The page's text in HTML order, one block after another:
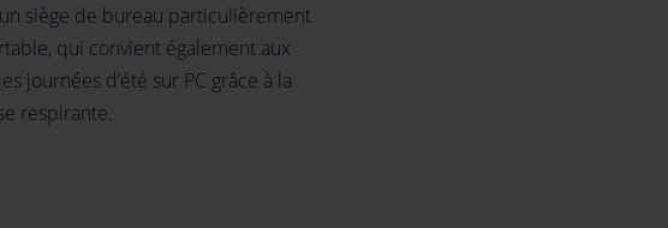
siège de bureau particulièrement
qui convient également aux
journées d’été sur PC grâce à la
respirante.